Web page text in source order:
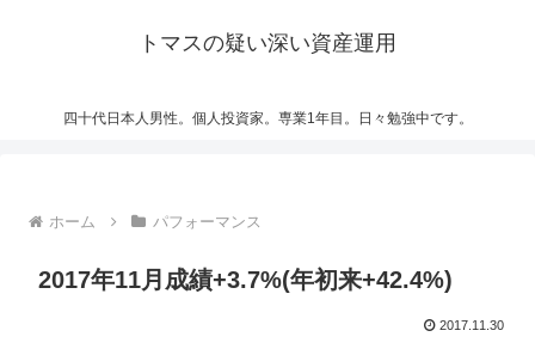
トマスの疑い深い資産運用
四十代日本人男性。個人投資家。専業1年目。日々勉強中です。
ホーム パフォーマンス
2017年11月成績+3.7%(年初来+42.4%)
2017.11.30